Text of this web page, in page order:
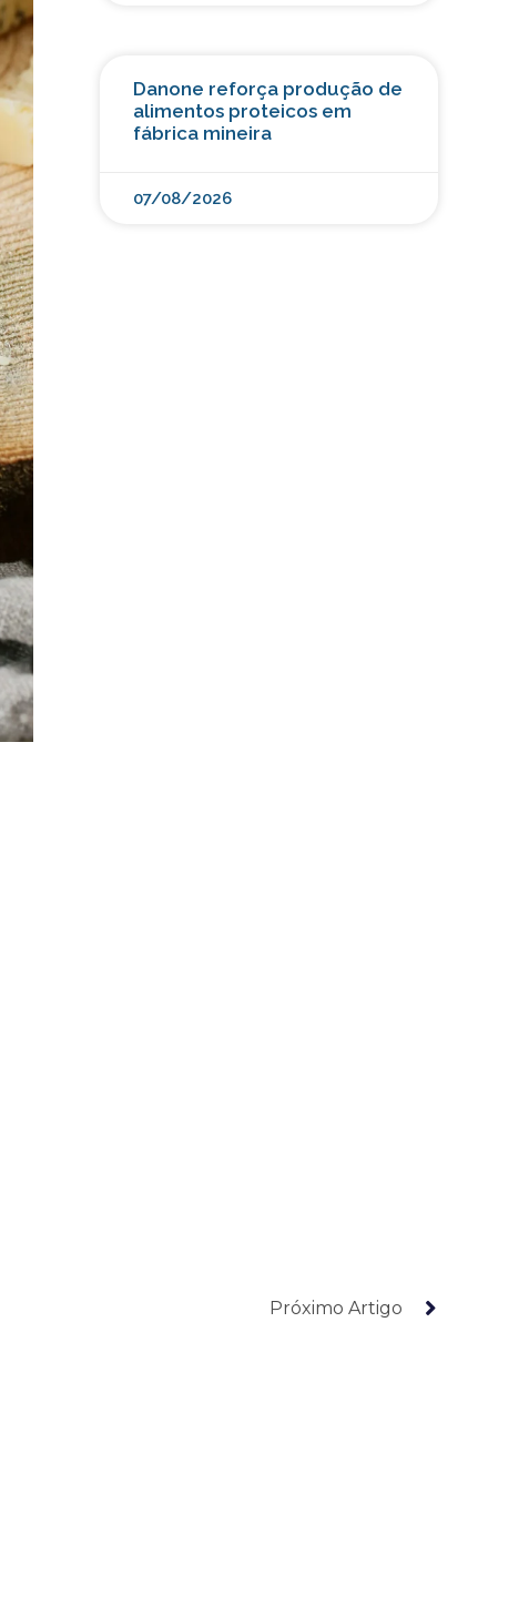
Danone reforça produção de
alimentos proteicos em
fábrica mineira
07/08/2026
Próximo Artigo